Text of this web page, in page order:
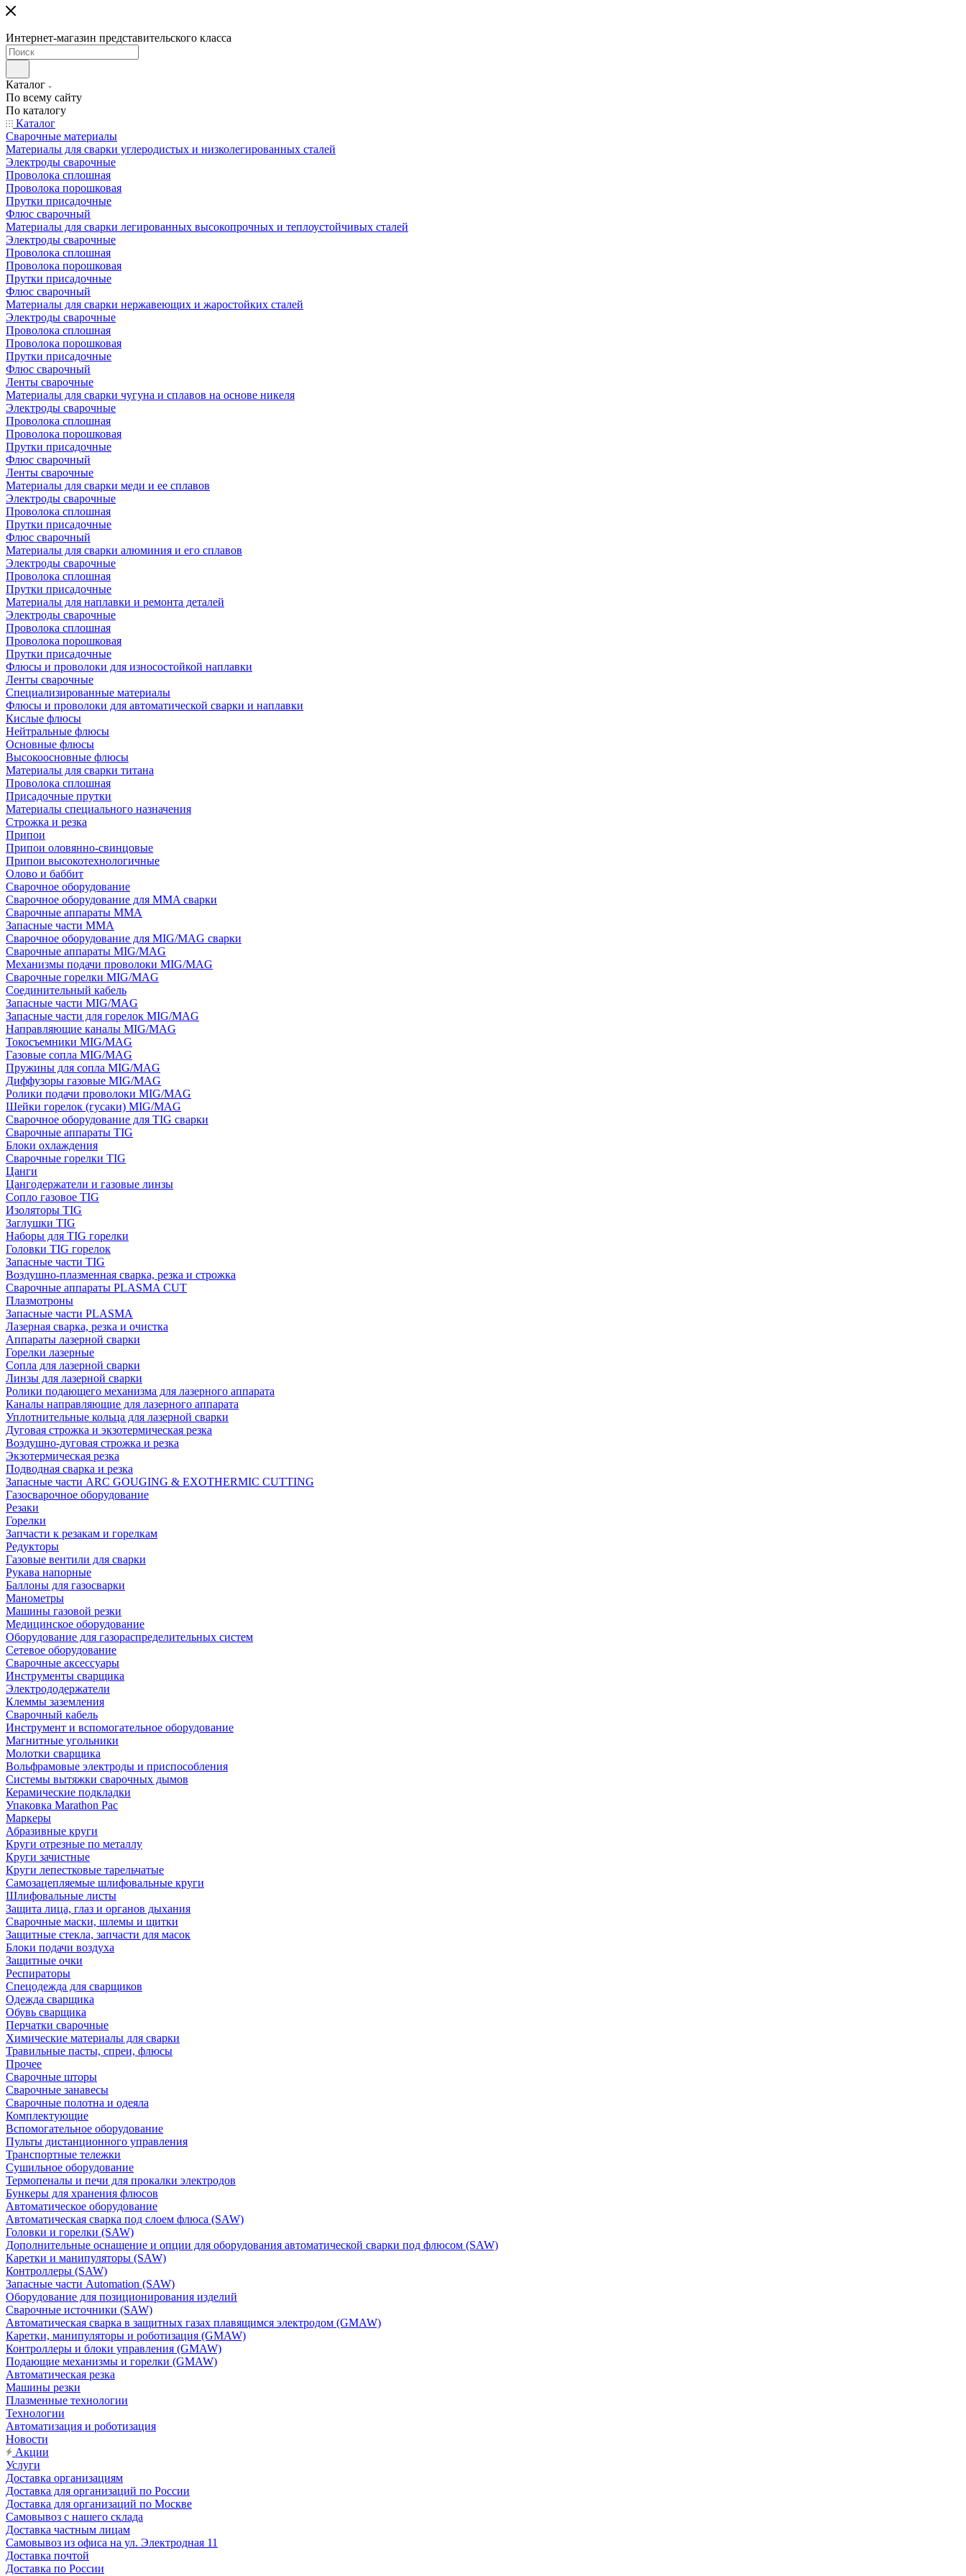
Интернет-магазин представительского класса
Каталог
По всему сайту
По каталогу
Каталог
Сварочные материалы
Материалы для сварки углеродистых и низколегированных сталей
Электроды сварочные
Проволока сплошная
Проволока порошковая
Прутки присадочные
Флюс сварочный
Материалы для сварки легированных высокопрочных и теплоустойчивых сталей
Электроды сварочные
Проволока сплошная
Проволока порошковая
Прутки присадочные
Флюс сварочный
Материалы для сварки нержавеющих и жаростойких сталей
Электроды сварочные
Проволока сплошная
Проволока порошковая
Прутки присадочные
Флюс сварочный
Ленты сварочные
Материалы для сварки чугуна и сплавов на основе никеля
Электроды сварочные
Проволока сплошная
Проволока порошковая
Прутки присадочные
Флюс сварочный
Ленты сварочные
Материалы для сварки меди и ее сплавов
Электроды сварочные
Проволока сплошная
Прутки присадочные
Флюс сварочный
Материалы для сварки алюминия и его сплавов
Электроды сварочные
Проволока сплошная
Прутки присадочные
Материалы для наплавки и ремонта деталей
Электроды сварочные
Проволока сплошная
Проволока порошковая
Прутки присадочные
Флюсы и проволоки для износостойкой наплавки
Ленты сварочные
Специализированные материалы
Флюсы и проволоки для автоматической сварки и наплавки
Кислые флюсы
Нейтральные флюсы
Основные флюсы
Высокоосновные флюсы
Материалы для сварки титана
Проволока сплошная
Присадочные прутки
Материалы специального назначения
Строжка и резка
Припои
Припои оловянно-свинцовые
Припои высокотехнологичные
Олово и баббит
Сварочное оборудование
Сварочное оборудование для MMA сварки
Сварочные аппараты MMA
Запасные части MMA
Сварочное оборудование для MIG/MAG сварки
Сварочные аппараты MIG/MAG
Механизмы подачи проволоки MIG/MAG
Сварочные горелки MIG/MAG
Соединительный кабель
Запасные части MIG/MAG
Запасные части для горелок MIG/MAG
Направляющие каналы MIG/MAG
Токосъемники MIG/MAG
Газовые сопла MIG/MAG
Пружины для сопла MIG/MAG
Диффузоры газовые MIG/MAG
Ролики подачи проволоки MIG/MAG
Шейки горелок (гусаки) MIG/MAG
Сварочное оборудование для TIG сварки
Сварочные аппараты TIG
Блоки охлаждения
Сварочные горелки TIG
Цанги
Цангодержатели и газовые линзы
Сопло газовое TIG
Изоляторы TIG
Заглушки TIG
Наборы для TIG горелки
Головки TIG горелок
Запасные части TIG
Воздушно-плазменная сварка, резка и строжка
Сварочные аппараты PLASMA CUT
Плазмотроны
Запасные части PLASMA
Лазерная сварка, резка и очистка
Аппараты лазерной сварки
Горелки лазерные
Сопла для лазерной сварки
Линзы для лазерной сварки
Ролики подающего механизма для лазерного аппарата
Каналы направляющие для лазерного аппарата
Уплотнительные кольца для лазерной сварки
Дуговая строжка и экзотермическая резка
Воздушно-дуговая строжка и резка
Экзотермическая резка
Подводная сварка и резка
Запасные части ARC GOUGING & EXOTHERMIC CUTTING
Газосварочное оборудование
Резаки
Горелки
Запчасти к резакам и горелкам
Редукторы
Газовые вентили для сварки
Рукава напорные
Баллоны для газосварки
Манометры
Машины газовой резки
Медицинское оборудование
Оборудование для газораспределительных систем
Сетевое оборудование
Сварочные аксессуары
Инструменты сварщика
Электрододержатели
Клеммы заземления
Сварочный кабель
Инструмент и вспомогательное оборудование
Магнитные угольники
Молотки сварщика
Вольфрамовые электроды и приспособления
Системы вытяжки сварочных дымов
Керамические подкладки
Упаковка Marathon Pac
Маркеры
Абразивные круги
Круги отрезные по металлу
Круги зачистные
Круги лепестковые тарельчатые
Самозацепляемые шлифовальные круги
Шлифовальные листы
Защита лица, глаз и органов дыхания
Сварочные маски, шлемы и щитки
Защитные стекла, запчасти для масок
Блоки подачи воздуха
Защитные очки
Респираторы
Спецодежда для сварщиков
Одежда сварщика
Обувь сварщика
Перчатки сварочные
Химические материалы для сварки
Травильные пасты, спреи, флюсы
Прочее
Сварочные шторы
Сварочные занавесы
Сварочные полотна и одеяла
Комплектующие
Вспомогательное оборудование
Пульты дистанционного управления
Транспортные тележки
Сушильное оборудование
Термопеналы и печи для прокалки электродов
Бункеры для хранения флюсов
Автоматическое оборудование
Автоматическая сварка под слоем флюса (SAW)
Головки и горелки (SAW)
Дополнительные оснащение и опции для оборудования автоматической сварки под флюсом (SAW)
Каретки и манипуляторы (SAW)
Контроллеры (SAW)
Запасные части Automation (SAW)
Оборудование для позиционирования изделий
Сварочные источники (SAW)
Автоматическая сварка в защитных газах плавящимся электродом (GMAW)
Каретки, манипуляторы и роботизация (GMAW)
Контроллеры и блоки управления (GMAW)
Подающие механизмы и горелки (GMAW)
Автоматическая резка
Машины резки
Плазменные технологии
Технологии
Автоматизация и роботизация
Новости
Акции
Услуги
Доставка организациям
Доставка для организаций по России
Доставка для организаций по Москве
Самовывоз с нашего склада
Доставка частным лицам
Самовывоз из офиса на ул. Электродная 11
Доставка почтой
Доставка по России